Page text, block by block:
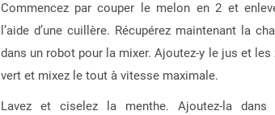
Commencez par couper le melon en 2 et
l’aide d’une cuillère. Récupérez maintenant la
dans un robot pour la mixer. Ajoutez-y le jus et
vert et mixez le tout à vitesse maximale.
Lavez et ciselez la menthe. Ajoutez-la